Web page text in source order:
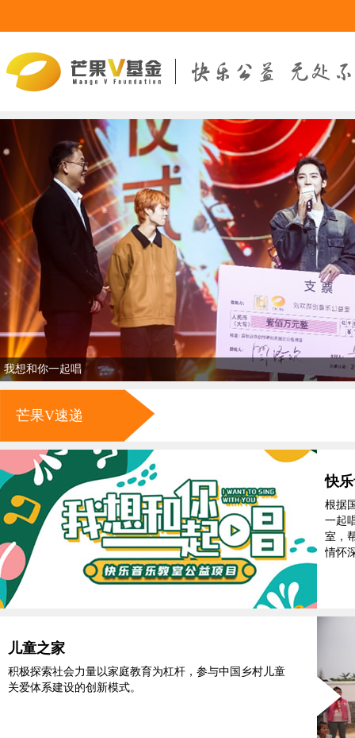
我想和你一起唱
芒果V速递
快
根据
一起
室，
情怀
儿童之家
积极探索社会力量以家庭教育为杠杆，参与中国乡村儿童
关爱体系建设的创新模式。